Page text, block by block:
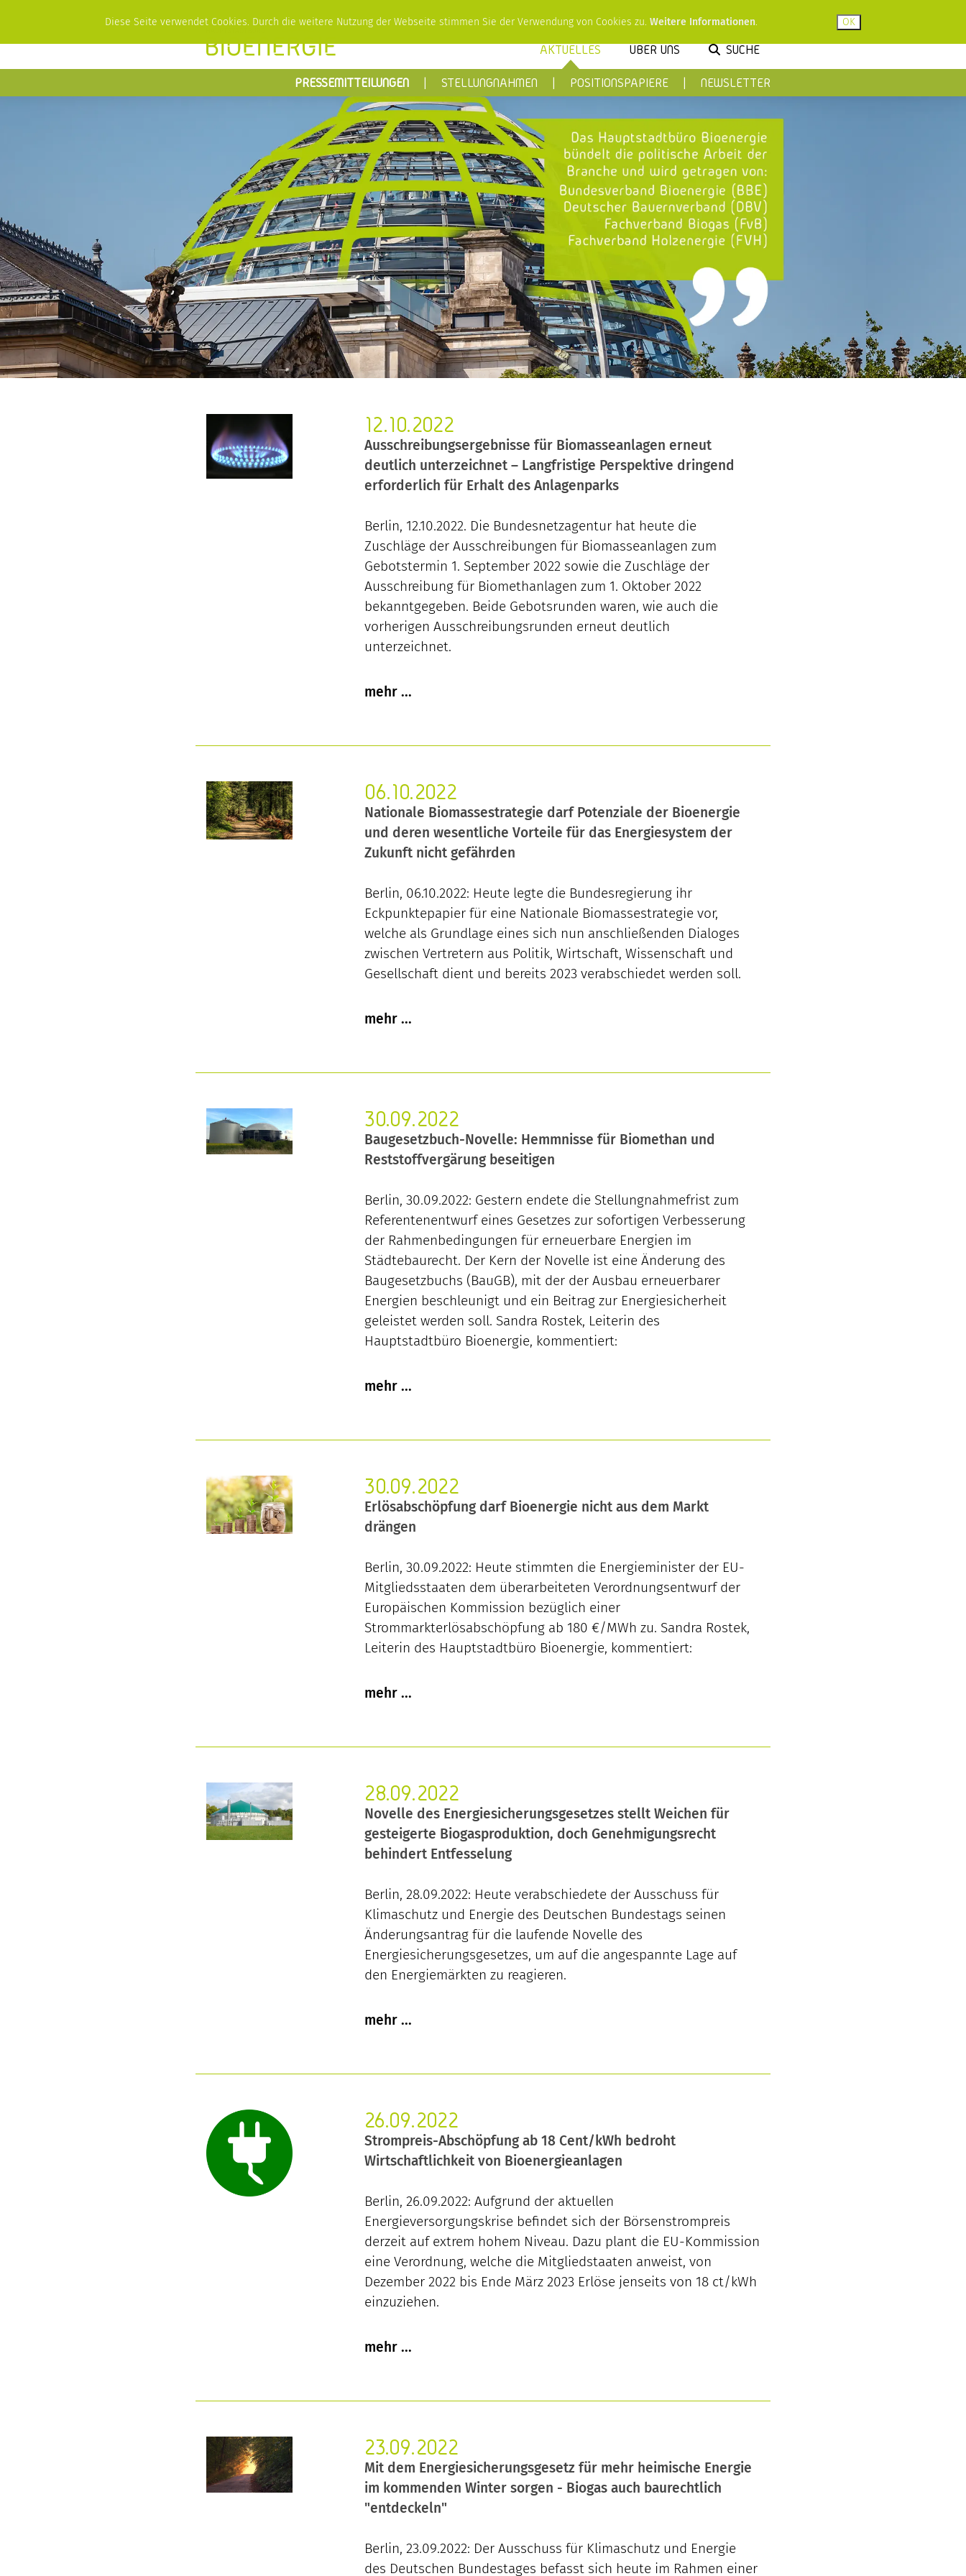
Diese Seite verwendet Cookies. Durch die weitere Nutzung der Webseite stimmen Sie der Verwendung von Cookies zu. Weitere Informationen.
AKTUELLES
PRESSEMITTEILUNGEN STELLUNGNAHMEN POSITIONSPAPIERE NEWSLETTER
ÜBER UNS SUCHE
12.10.2022
Ausschreibungsergebnisse für Biomasseanlagen erneut
deutlich unterzeichnet – Langfristige Perspektive dringend
erforderlich für Erhalt des Anlagenparks
Berlin, 12.10.2022. Die Bundesnetzagentur hat heute die
Zuschläge der Ausschreibungen für Biomasseanlagen zum
Gebotstermin 1. September 2022 sowie die Zuschläge der
Ausschreibung für Biomethanlagen zum 1. Oktober 2022
bekanntgegeben. Beide Gebotsrunden waren, wie auch die
vorherigen Ausschreibungsrunden erneut deutlich
unterzeichnet.
06.10.2022
Nationale Biomassestrategie darf Potenziale der Bioenergie
und deren wesentliche Vorteile für das Energiesystem der
Zukunft nicht gefährden
Berlin, 06.10.2022: Heute legte die Bundesregierung ihr
Eckpunktepapier für eine Nationale Biomassestrategie vor,
welche als Grundlage eines sich nun anschließenden Dialoges
zwischen Vertretern aus Politik, Wirtschaft, Wissenschaft und
Gesellschaft dient und bereits 2023 verabschiedet werden soll.
30.09.2022
Baugesetzbuch-Novelle: Hemmnisse für Biomethan und
Reststoffvergärung beseitigen
Berlin, 30.09.2022: Gestern endete die Stellungnahmefrist zum
Referentenentwurf eines Gesetzes zur sofortigen Verbesserung
der Rahmenbedingungen für erneuerbare Energien im
Städtebaurecht. Der Kern der Novelle ist eine Änderung des
Baugesetzbuchs (BauGB), mit der der Ausbau erneuerbarer
Energien beschleunigt und ein Beitrag zur Energiesicherheit
geleistet werden soll. Sandra Rostek, Leiterin des
Hauptstadtbüro Bioenergie, kommentiert:
30.09.2022
Erlösabschöpfung darf Bioenergie nicht aus dem Markt
drängen
Berlin, 30.09.2022: Heute stimmten die Energieminister der EU-
Mitgliedsstaaten dem überarbeiteten Verordnungsentwurf der
Europäischen Kommission bezüglich einer
Strommarkterlösabschöpfung ab 180 €/MWh zu. Sandra Rostek,
Leiterin des Hauptstadtbüro Bioenergie, kommentiert:
28.09.2022
Novelle des Energiesicherungsgesetzes stellt Weichen für
gesteigerte Biogasproduktion, doch Genehmigungsrecht
behindert Entfesselung
Berlin, 28.09.2022: Heute verabschiedete der Ausschuss für
Klimaschutz und Energie des Deutschen Bundestags seinen
Änderungsantrag für die laufende Novelle des
Energiesicherungsgesetzes, um auf die angespannte Lage auf
den Energiemärkten zu reagieren.
26.09.2022
Strompreis-Abschöpfung ab 18 Cent/kWh bedroht
Wirtschaftlichkeit von Bioenergieanlagen
Berlin, 26.09.2022: Aufgrund der aktuellen
Energieversorgungskrise befindet sich der Börsenstrompreis
derzeit auf extrem hohem Niveau. Dazu plant die EU-Kommission
eine Verordnung, welche die Mitgliedstaaten anweist, von
Dezember 2022 bis Ende März 2023 Erlöse jenseits von 18 ct/kWh
einzuziehen.
23.09.2022
Mit dem Energiesicherungsgesetz für mehr heimische Energie
im kommenden Winter sorgen - Biogas auch baurechtlich
"entdeckeln"
Berlin, 23.09.2022: Der Ausschuss für Klimaschutz und Energie
des Deutschen Bundestages befasst sich heute im Rahmen einer